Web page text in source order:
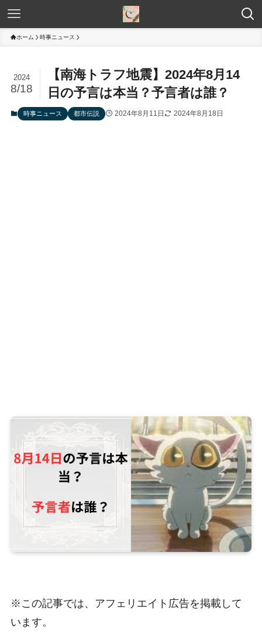
ホーム 時事ニュース
【南海トラフ地震】2024年8月14
日の予言は本当？予言者は誰？
2024
8/18
時事ニュース 都市伝説 2024年8月11日 2024年8月18日
※この記事では、アフェリエイト広告を掲載して
います。